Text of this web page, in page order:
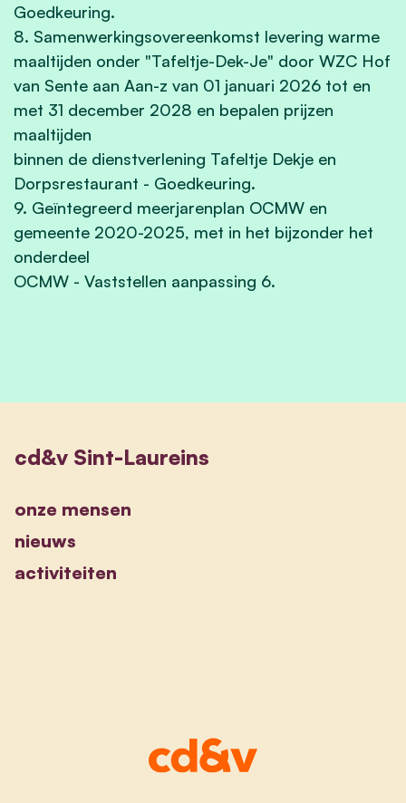
Goedkeuring.
8. Samenwerkingsovereenkomst levering warme
maaltijden onder "Tafeltje-Dek-Je" door WZC Hof
van Sente aan Aan-z van 01 januari 2026 tot en
met 31 december 2028 en bepalen prijzen
maaltijden
binnen de dienstverlening Tafeltje Dekje en
Dorpsrestaurant - Goedkeuring.
9. Geïntegreerd meerjarenplan OCMW en
gemeente 2020-2025, met in het bijzonder het
onderdeel
OCMW - Vaststellen aanpassing 6.
cd&v Sint-Laureins
onze mensen
nieuws
activiteiten